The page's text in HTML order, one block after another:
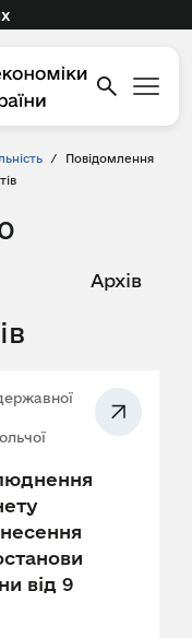
/
Повідомлення
Архів
від 9